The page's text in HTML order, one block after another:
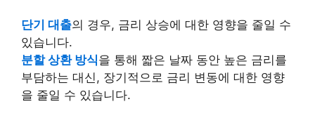
단기 대출의 경우, 금리 상승에 대한 영향을 줄일 수
있습니다.
분할 상환 방식을 통해 짧은 날짜 동안 높은 금리를
부담하는 대신, 장기적으로 금리 변동에 대한 영향
을 줄일 수 있습니다.